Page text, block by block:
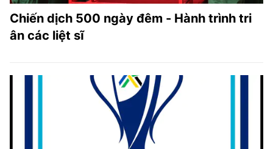
Chiến dịch 500 ngày đêm - Hành trình tri
ân các liệt sĩ